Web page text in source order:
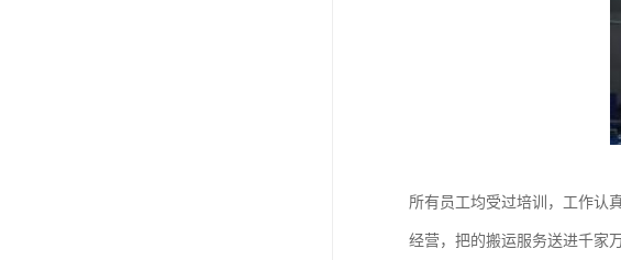
所有员工均受过培训，工作认
经营，把的搬运服务送进千家